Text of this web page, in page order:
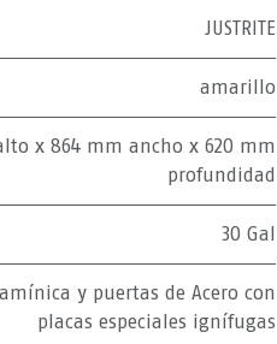
JUSTRITE
amarillo
x 864 mm ancho x 620 mm
profundidad
30 Gal
y puertas de Acero con
placas especiales ignífugas